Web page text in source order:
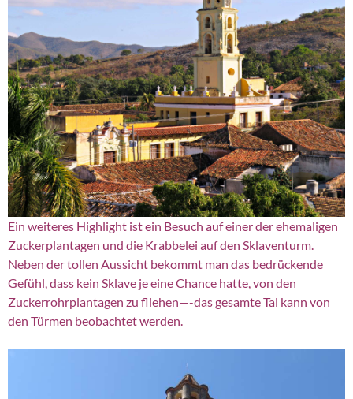
Ein weiteres Highlight ist ein Besuch auf einer der ehemaligen
Zuckerplantagen und die Krabbelei auf den Sklaventurm.
Neben der tollen Aussicht bekommt man das bedrückende
Gefühl, dass kein Sklave je eine Chance hatte, von den
Zuckerrohrplantagen zu fliehen—-das gesamte Tal kann von
den Türmen beobachtet werden.